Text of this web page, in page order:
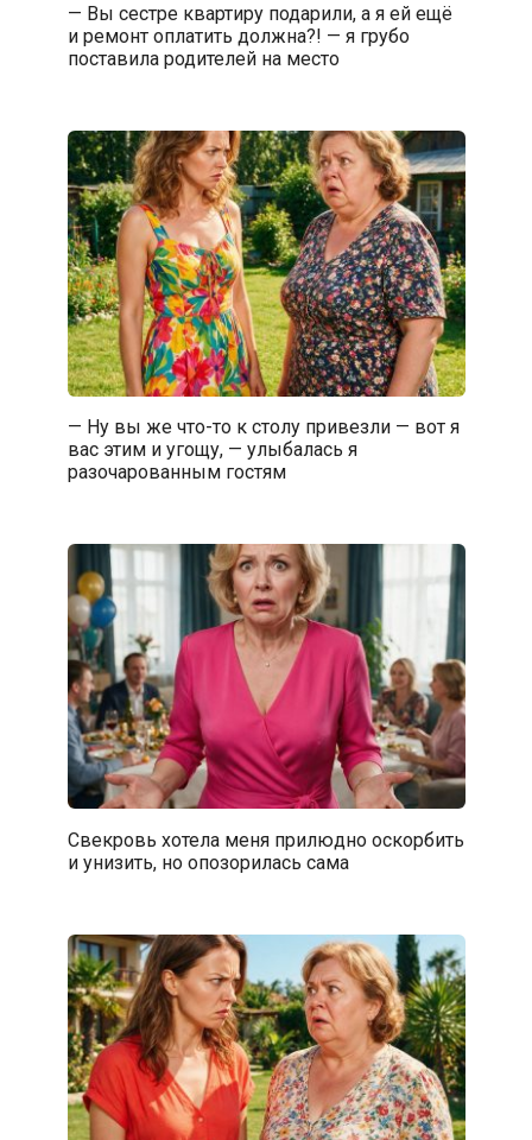
— Вы сестре квартиру подарили, а я ей ещё
и ремонт оплатить должна?! — я грубо
поставила родителей на место
— Ну вы же что-то к столу привезли — вот я
вас этим и угощу, — улыбалась я
разочарованным гостям
Свекровь хотела меня прилюдно оскорбить
и унизить, но опозорилась сама